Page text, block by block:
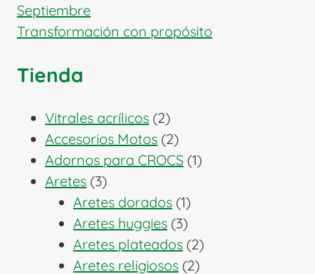
Septiembre
Transformación con propósito
Tienda
Vitrales acrílicos 22
productos
Accesorios Motos 22
productos
Adornos para CROCS 11
Aretes 33
productos
Aretes dorados 11
producto
Aretes huggies 33
productos
Aretes plateados 22
productos
Aretes religiosos 22